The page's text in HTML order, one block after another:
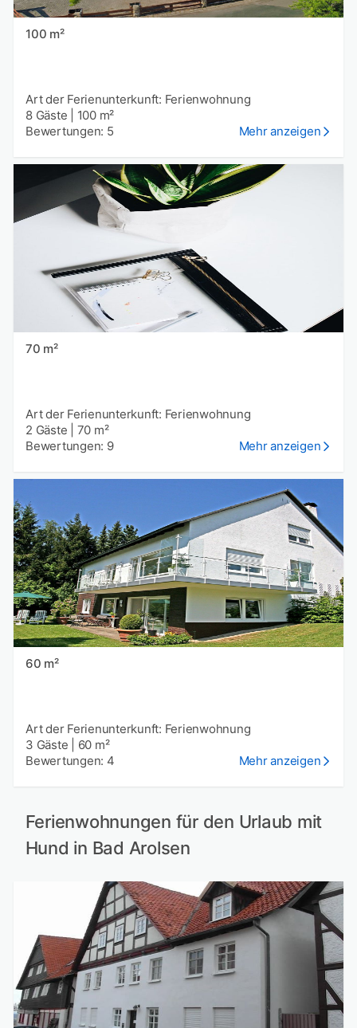
100 m²
Art der Ferienunterkunft: Ferienwohnung
8 Gäste
100 m²
Bewertungen: 5
Mehr anzeigen
70 m²
Art der Ferienunterkunft: Ferienwohnung
2 Gäste
70 m²
Bewertungen: 9
Mehr anzeigen
60 m²
Art der Ferienunterkunft: Ferienwohnung
3 Gäste
60 m²
Bewertungen: 4
Mehr anzeigen
Ferienwohnungen für den Urlaub mit
Hund in Bad Arolsen